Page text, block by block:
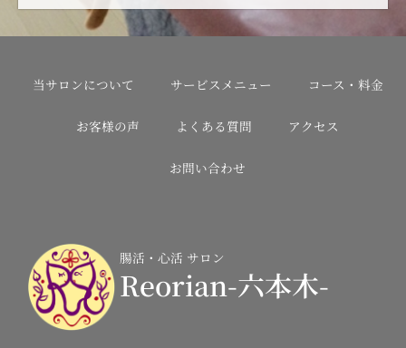
腸活・心活 サロン
Reorian-六本木-
当サロンについて サービスメニュー コース・料金
お客様の声 よくある質問 アクセス
お問い合わせ